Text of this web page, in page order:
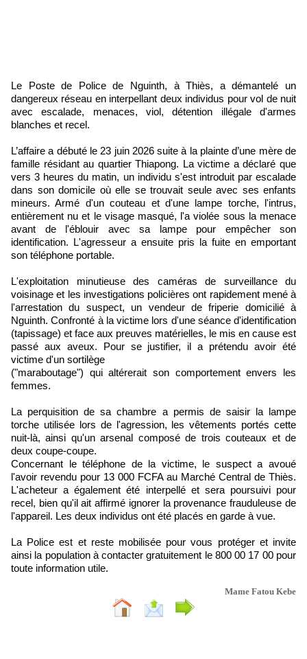
Le Poste de Police de Nguinth, à Thiès, a démantelé un
dangereux réseau en interpellant deux individus pour vol de nuit
avec escalade, menaces, viol, détention illégale d'armes
blanches et recel.
L’affaire a débuté le 23 juin 2026 suite à la plainte d’une mère de
famille résidant au quartier Thiapong. La victime a déclaré que
vers 3 heures du matin, un individu s'est introduit par escalade
dans son domicile où elle se trouvait seule avec ses enfants
mineurs. Armé d'un couteau et d'une lampe torche, l'intrus,
entièrement nu et le visage masqué, l'a violée sous la menace
avant de l'éblouir avec sa lampe pour empêcher son
identification. L'agresseur a ensuite pris la fuite en emportant
son téléphone portable.
L'exploitation minutieuse des caméras de surveillance du
voisinage et les investigations policières ont rapidement mené à
l'arrestation du suspect, un vendeur de friperie domicilié à
Nguinth. Confronté à la victime lors d'une séance d'identification
(tapissage) et face aux preuves matérielles, le mis en cause est
passé aux aveux. Pour se justifier, il a prétendu avoir été
victime d'un sortilège
("maraboutage") qui altérerait son comportement envers les
femmes.
La perquisition de sa chambre a permis de saisir la lampe
torche utilisée lors de l'agression, les vêtements portés cette
nuit-là, ainsi qu'un arsenal composé de trois couteaux et de
deux coupe-coupe.
Concernant le téléphone de la victime, le suspect a avoué
l'avoir revendu pour 13 000 FCFA au Marché Central de Thiès.
L'acheteur a également été interpellé et sera poursuivi pour
recel, bien qu'il ait affirmé ignorer la provenance frauduleuse de
l'appareil. Les deux individus ont été placés en garde à vue.
La Police est et reste mobilisée pour vous protéger et invite
ainsi la population à contacter gratuitement le 800 00 17 00 pour
toute information utile.
Mame Fatou Kebe